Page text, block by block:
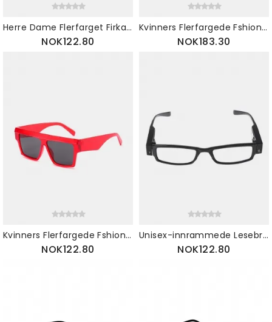
Herre Dame Flerfarget Firkantet Ramme Solbriller Metallramme
NOK122.80
Kvinners Flerfargede Fshion-kjørebriller Firkantede Solbriller Med Retroinnfatning
NOK183.30
Kvinners Flerfargede Fshion-kjørebriller Firkantede Solbriller Med Retroinnfatning
NOK122.80
Unisex-innrammede Lesebriller Briller Spectacal Med Led-lys Dioptri-forstørrelsesglass
NOK122.80